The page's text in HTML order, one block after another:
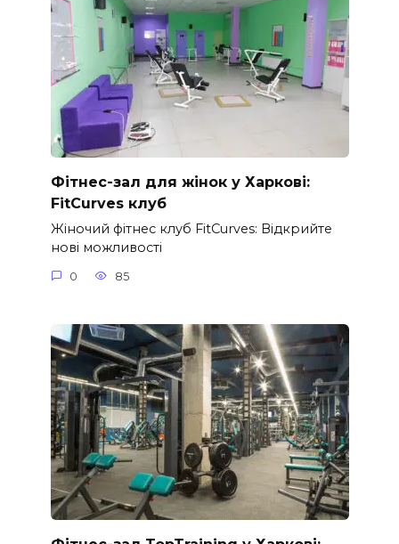
Фітнес-зал для жінок у Харкові:
FitCurves клуб
Жіночий фітнес клуб FitCurves: Відкрийте
нові можливості
0 85